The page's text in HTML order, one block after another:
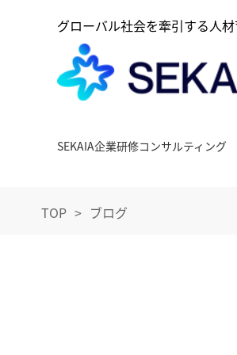
グローバル社会を牽引する人
SEKAIA企業研修コンサルティング
TOP ブログ